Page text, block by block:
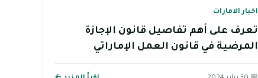
اخبار الامارات
تعرف على أهم تفاصيل قانون الإجازة
المرضية في قانون العمل الإماراتي